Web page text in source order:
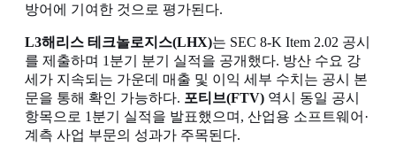
방어에 기여한 것으로 평가된다.
L3해리스 테크놀로지스(LHX)는 SEC 8-K Item 2.02 공시
를 제출하며 1분기 분기 실적을 공개했다. 방산 수요 강
세가 지속되는 가운데 매출 및 이익 세부 수치는 공시 본
문을 통해 확인 가능하다. 포티브(FTV) 역시 동일 공시
항목으로 1분기 실적을 발표했으며, 산업용 소프트웨어·
계측 사업 부문의 성과가 주목된다.